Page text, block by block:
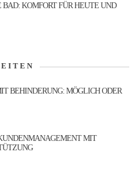
BAD: KOMFORT FÜR HEUTE UND
BEHINDERUNG: MÖGLICH ODER
MIT